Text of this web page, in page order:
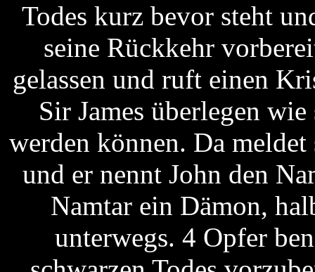
Todes kurz bevor steht
seine Rückkehr
gelassen und ruft einen
Sir James überlegen
werden können. Da
und er nennt John den
Namtar ein Dämon,
unterwegs. 4 Opfer